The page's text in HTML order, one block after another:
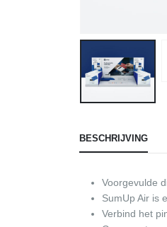
BESCHRIJVING
Voorgevulde
SumUp Air is
Verbind het